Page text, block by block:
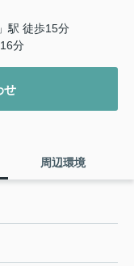
」駅 徒歩15分
分
せ
周辺環境